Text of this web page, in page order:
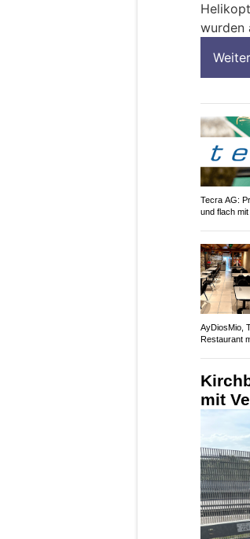
wurden
Tecra AG:
und flach
AyDiosMio,
Restaurant
mit